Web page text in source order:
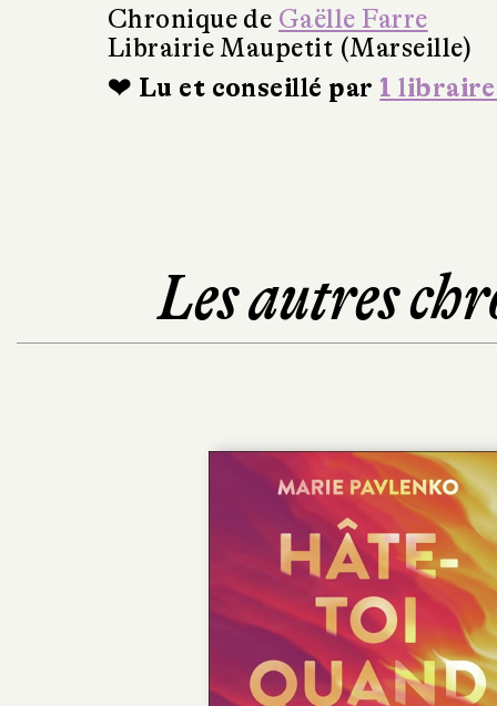
Chronique de Gaëlle Farre
Librairie Maupetit (Marseille)
❤ Lu et conseillé par 1
Les autres